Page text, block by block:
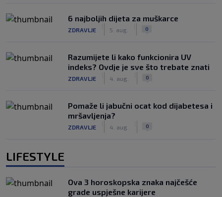
6 najboljih dijeta za muškarce
ZDRAVLJE 5. aug. 0
Razumijete li kako funkcionira UV
indeks? Ovdje je sve što trebate znati
ZDRAVLJE 4. aug. 0
Pomaže li jabučni ocat kod dijabetesa i
mršavljenja?
ZDRAVLJE 4. aug. 0
LIFESTYLE
Ova 3 horoskopska znaka najčešće
grade uspješne karijere